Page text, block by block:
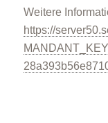
Weitere
https://